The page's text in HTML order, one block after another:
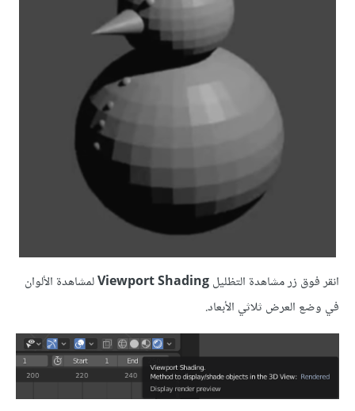
انقر فوق زر مشاهدة التظليلViewport Shadingلمشاهدة الألوان
في وضع العرض ثلاثي الأبعاد.